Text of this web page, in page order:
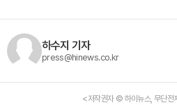
하수지 기자
press@hinews.co.kr
<저작권자 © 하이뉴스, 무단전